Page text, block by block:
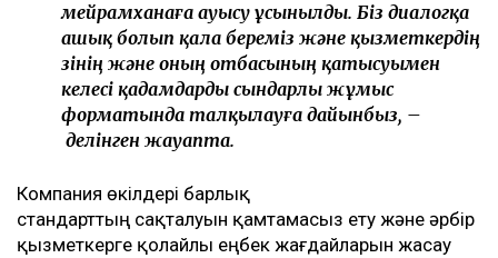
мейрамханаға ауысу ұсынылды. Біз диалогқа
ашық болып қала береміз және қызметкердің
өзінің және оның отбасының қатысуымен
келесі қадамдарды сындарлы жұмыс
форматында талқылауға дайынбыз, –
делінген жауапта.
Компания өкілдері барлық
стандарттың сақталуын қамтамасыз ету және әрбір
қызметкерге қолайлы еңбек жағдайларын жасау